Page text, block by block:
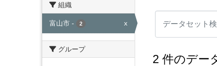
組織
富山市 - 2 x
グループ
2 件のデー